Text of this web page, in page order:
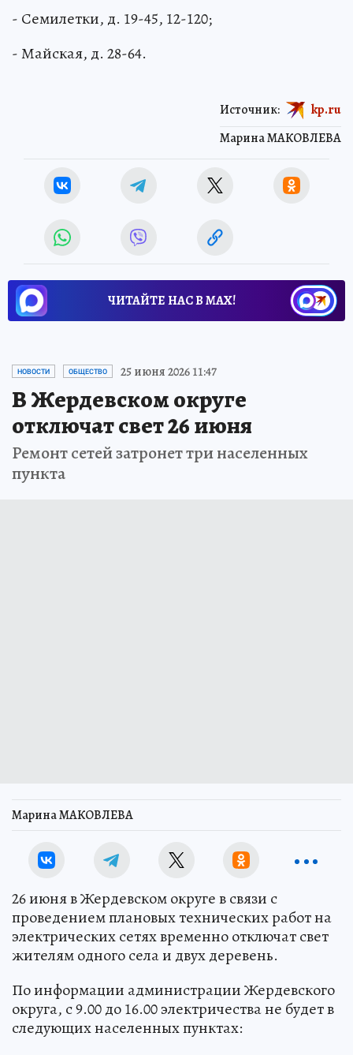
- Семилетки, д. 19-45, 12-120;
- Майская, д. 28-64.
Марина МАКОВЛЕВА
Источник: kp.ru
ЧИТАЙТЕ НАС В МАХ!
НОВОСТИ ОБЩЕСТВО 25 июня 2026 11:47
В Жердевском округе
отключат свет 26 июня
Ремонт сетей затронет три населенных
пункта
Марина МАКОВЛЕВА
26 июня в Жердевском округе в связи с
проведением плановых технических работ на
электрических сетях временно отключат свет
жителям одного села и двух деревень.
По информации администрации Жердевского
округа, с 9.00 до 16.00 электричества не будет в
следующих населенных пунктах: